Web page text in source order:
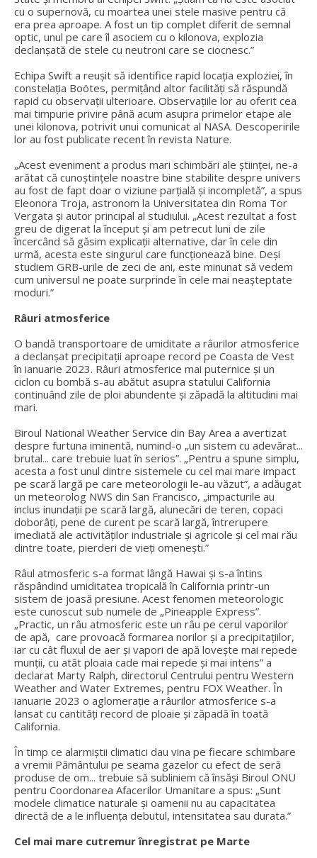
cu o supernovă, cu moartea unei stele masive pentru că
era prea aproape. A fost un tip complet diferit de semnal
optic, unul pe care îl asociem cu o kilonova, explozia
declanșată de stele cu neutroni care se ciocnesc.”
Echipa Swift a reușit să identifice rapid locația exploziei, în
constelația Boötes, permițând altor facilități să răspundă
rapid cu observații ulterioare. Observațiile lor au oferit cea
mai timpurie privire până acum asupra primelor etape ale
unei kilonova, potrivit unui comunicat al NASA. Descoperirile
lor au fost publicate recent în revista Nature.
„Acest eveniment a produs mari schimbări ale științei, ne-a
arătat că cunoștințele noastre bine stabilite despre univers
au fost de fapt doar o viziune parțială și incompletă”, a spus
Eleonora Troja, astronom la Universitatea din Roma Tor
Vergata și autor principal al studiului. „Acest rezultat a fost
greu de digerat la început și am petrecut luni de zile
încercând să găsim explicații alternative, dar în cele din
urmă, acesta este singurul care funcționează bine. Deși
studiem GRB-urile de zeci de ani, este minunat să vedem
cum universul ne poate surprinde în cele mai neașteptate
moduri.”
Râuri atmosferice
O bandă transportoare de umiditate a râurilor atmosferice
a declanșat precipitații aproape record pe Coasta de Vest
în ianuarie 2023. Râuri atmosferice mai puternice și un
ciclon cu bombă s-au abătut asupra statului California
continuând zile de ploi abundente și zăpadă la altitudini mai
mari.
Biroul National Weather Service din Bay Area a avertizat
despre furtuna iminentă, numind-o „un sistem cu adevărat...
brutal... care trebuie luat în serios”. „Pentru a spune simplu,
acesta a fost unul dintre sistemele cu cel mai mare impact
pe scară largă pe care meteorologii le-au văzut”, a adăugat
un meteorolog NWS din San Francisco, „impacturile au
inclus inundații pe scară largă, alunecări de teren, copaci
doborâți, pene de curent pe scară largă, întrerupere
imediată ale activităților industriale și agricole și cel mai rău
dintre toate, pierderi de vieți omenești.”
Râul atmosferic s-a format lângă Hawai și s-a întins
răspândind umiditatea tropicală în California printr-un
sistem de joasă presiune. Acest fenomen meteorologic
este cunoscut sub numele de „Pineapple Express”.
„Practic, un râu atmosferic este un râu pe cerul vaporilor
de apă, care provoacă formarea norilor și a precipitațiilor,
iar cu cât fluxul de aer și vapori de apă lovește mai repede
munții, cu atât ploaia cade mai repede și mai intens” a
declarat Marty Ralph, directorul Centrului pentru Western
Weather and Water Extremes, pentru FOX Weather. În
ianuarie 2023 o aglomerație a râurilor atmosferice s-a
lansat cu cantități record de ploaie și zăpadă în toată
California.
În timp ce alarmiștii climatici dau vina pe fiecare schimbare
a vremii Pământului pe seama gazelor cu efect de seră
produse de om... trebuie să subliniem că însăși Biroul ONU
pentru Coordonarea Afacerilor Umanitare a spus: „Sunt
modele climatice naturale și oamenii nu au capacitatea
directă de a le influența debutul, intensitatea sau durata.”
Cel mai mare cutremur înregistrat pe Marte